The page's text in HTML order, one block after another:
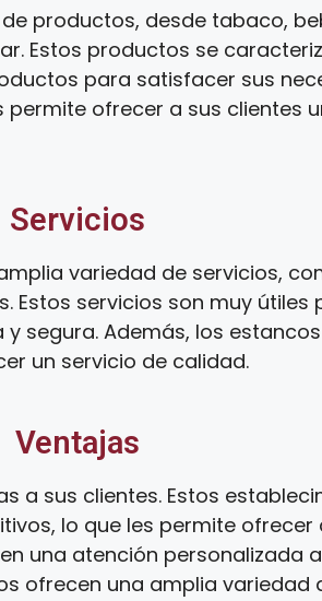
productos, desde tabaco,
Estos productos se
para satisfacer sus
ofrecer a sus clientes
Servicios
variedad de servicios,
servicios son muy útiles
segura. Además, los
un servicio de calidad.
Ventajas
a sus clientes. Estos
lo que les permite ofrecer
una atención personalizada
ofrecen una amplia variedad